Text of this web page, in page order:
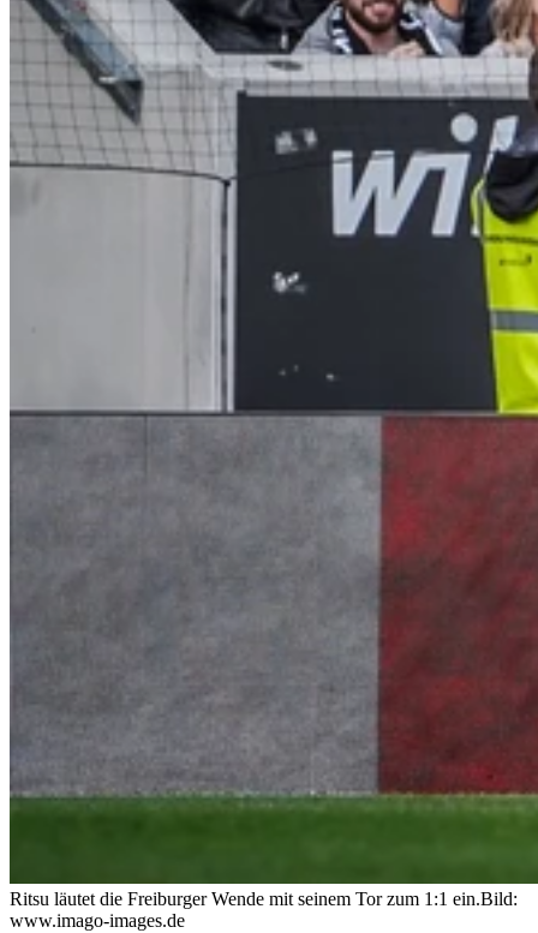
Ritsu läutet die Freiburger Wende mit seinem Tor zum 1:1 ein.Bild:
www.imago-images.de